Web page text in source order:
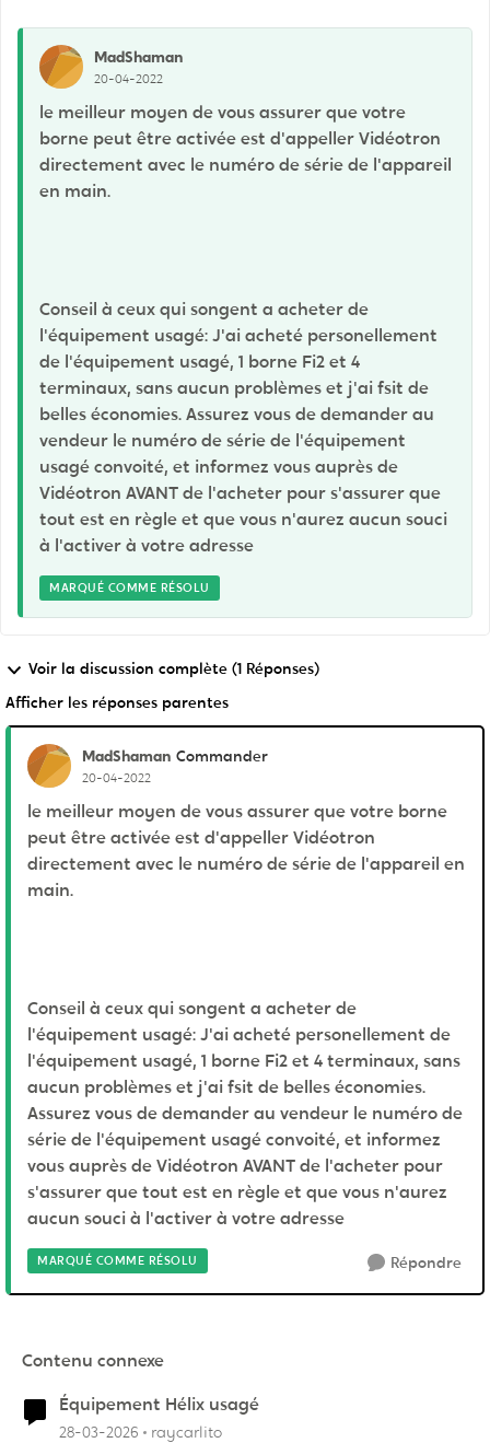
MadShaman
20-04-2022
le meilleur moyen de vous assurer que votre
borne peut être activée est d'appeller Vidéotron
directement avec le numéro de série de l'appareil
en main.
Conseil à ceux qui songent a acheter de
l'équipement usagé: J'ai acheté personellement
de l'équipement usagé, 1 borne Fi2 et 4
terminaux, sans aucun problèmes et j'ai fsit de
belles économies. Assurez vous de demander au
vendeur le numéro de série de l'équipement
usagé convoité, et informez vous auprès de
Vidéotron AVANT de l'acheter pour s'assurer que
tout est en règle et que vous n'aurez aucun souci
à l'activer à votre adresse
MARQUÉ COMME RÉSOLU
Voir la discussion complète (1 Réponses)
Afficher les réponses parentes
MadShaman Commander
20-04-2022
le meilleur moyen de vous assurer que votre borne
peut être activée est d'appeller Vidéotron
directement avec le numéro de série de l'appareil en
main.
Conseil à ceux qui songent a acheter de
l'équipement usagé: J'ai acheté personellement de
l'équipement usagé, 1 borne Fi2 et 4 terminaux, sans
aucun problèmes et j'ai fsit de belles économies.
Assurez vous de demander au vendeur le numéro de
série de l'équipement usagé convoité, et informez
vous auprès de Vidéotron AVANT de l'acheter pour
s'assurer que tout est en règle et que vous n'aurez
aucun souci à l'activer à votre adresse
MARQUÉ COMME RÉSOLU Répondre
Contenu connexe
Équipement Hélix usagé
28-03-2026 raycarlito